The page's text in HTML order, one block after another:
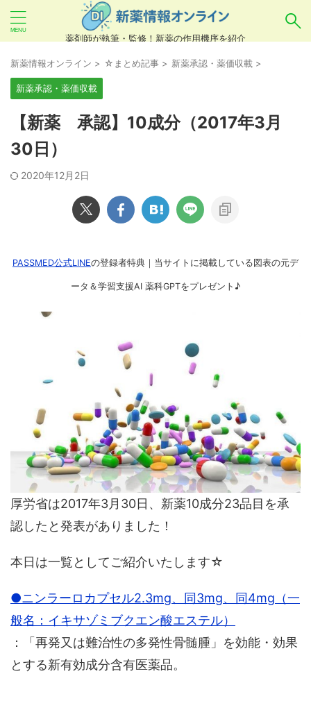
薬剤師が執筆・監修！新薬の作用機序を紹介
あいまい検索（例：ひらがな、誤字）には対応し
ていませんので、製品名・一般名・キーワードな
どをカタカナ
良い例：テセントリク
悪い例：てせんとりく テセンタリク
新薬情報オンライン > ☆まとめ記事 > 新薬承認・薬価収載 >
新薬承認・薬価収載
【新薬 承認】10成分（2017年3月
30日）
2020年12月2日
PASSMED公式LINEの登録者特典｜当サイトに掲載している図表の元デ
ータ＆学習支援AI 薬科GPTをプレゼント♪
厚労省は2017年3月30日、新薬10成分23品目を承
認したと発表がありました！
本日は一覧としてご紹介いたします☆
●ニンラーロカプセル2.3mg、同3mg、同4mg（一
般名：イキサゾミブクエン酸エステル）
：「再発又は難治性の多発性骨髄腫」を効能・効果
とする新有効成分含有医薬品。